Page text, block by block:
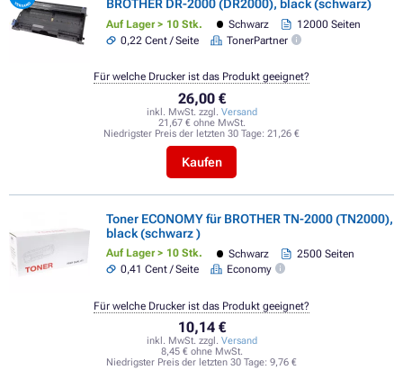
BROTHER DR-2000 (DR2000), black (schwarz)
Auf Lager > 10 Stk. Schwarz
12000 Seiten
0,22 Cent / Seite
TonerPartner
26,00 €
inkl. MwSt. zzgl. Versand
21,67 € ohne MwSt.
Niedrigster Preis der letzten 30 Tage: 21,26 €
Kaufen
Für welche Drucker ist das Produkt geeignet?
Toner ECONOMY für BROTHER TN-2000 (TN2000),
black (schwarz )
Auf Lager > 10 Stk. Schwarz
2500 Seiten
0,41 Cent / Seite
Economy
10,14 €
inkl. MwSt. zzgl. Versand
8,45 € ohne MwSt.
Niedrigster Preis der letzten 30 Tage: 9,76 €
Für welche Drucker ist das Produkt geeignet?